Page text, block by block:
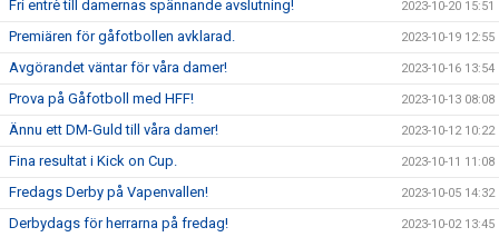
Fri entrè till damernas spännande avslutning! 2023-10-20 15:51
Premiären för gåfotbollen avklarad. 2023-10-19 12:55
Avgörandet väntar för våra damer! 2023-10-16 13:54
Prova på Gåfotboll med HFF! 2023-10-13 08:08
Ännu ett DM-Guld till våra damer! 2023-10-12 10:22
Fina resultat i Kick on Cup. 2023-10-11 11:08
Fredags Derby på Vapenvallen! 2023-10-05 14:32
Derbydags för herrarna på fredag! 2023-10-02 13:45